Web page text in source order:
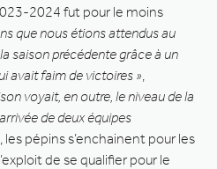
2024 fut pour le moins
que nous étions attendus au
saison précédente grâce à un
avait faim de victoires »
voyait, en outre, le niveau de la
de deux équipes
les pépins s’enchainent pour les
de se qualifier pour le